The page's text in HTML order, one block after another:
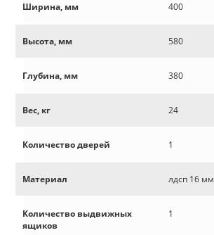
Ширина, мм 400
Высота, мм 580
Глубина, мм 380
Вес, кг 24
Количество дверей 1
Материал лдсп 16 мм
Количество выдвижных
ящиков
1